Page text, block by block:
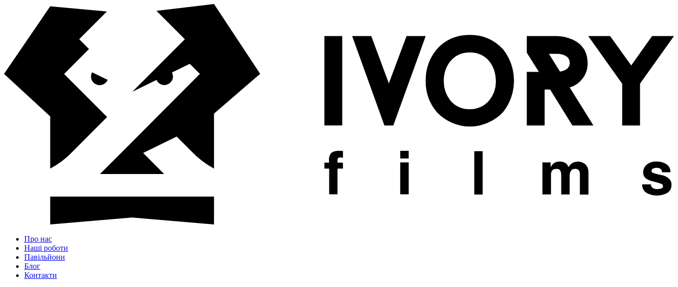
Про нас
Наші роботи
Павільйони
Блог
Контакти